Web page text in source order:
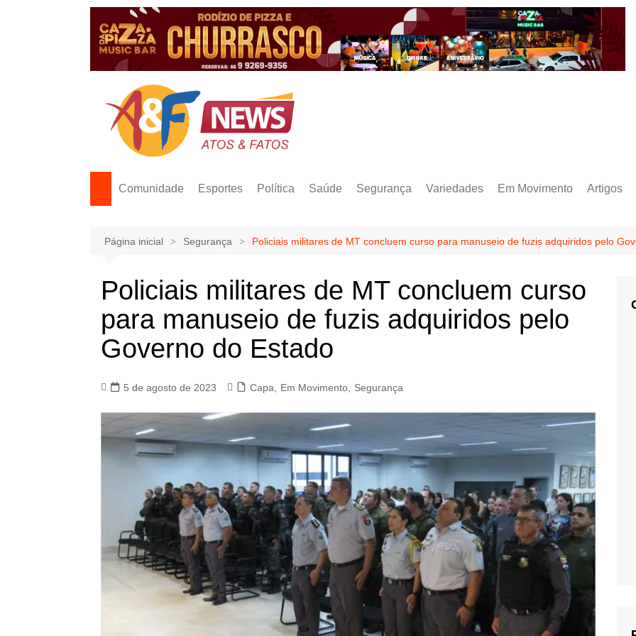
Comunidade Esportes Política Saúde Segurança Variedades Em Movimento Artigos
Página inicial Segurança Policiais militares de MT concluem curso para manuseio de fuzis adquiridos pelo
Policiais militares de MT concluem curso
para manuseio de fuzis adquiridos pelo
Governo do Estado
5 de agosto de 2023 Capa Em Movimento Segurança